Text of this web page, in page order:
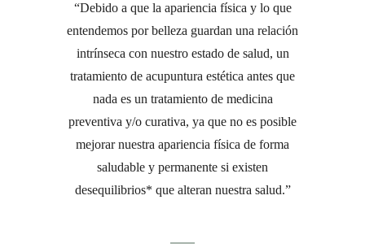
Debido a que la apariencia física y lo que
entendemos por belleza guardan una relación
intrínseca con nuestro estado de salud, un
tratamiento de acupuntura estética antes que
nada es un tratamiento de medicina
preventiva y/o curativa, ya que no es posible
mejorar nuestra apariencia física de forma
saludable y permanente si existen
desequilibrios* que alteran nuestra salud.